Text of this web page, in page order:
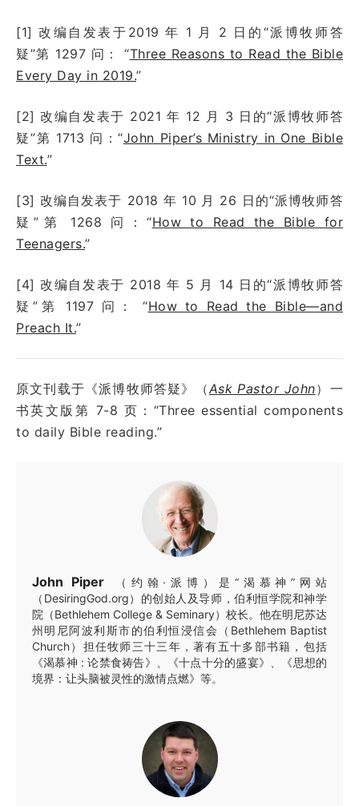
[1] 改编自发表于 2019 年 1 月 2 日 的“派博牧师答
疑”第 1297 问： “Three Reasons to Read the Bible
Every Day in 2019.”
[2] 改编自发表于 2021 年 12 月 3 日 的“派博牧师答
疑”第 1713 问：“John Piper’s Ministry in One Bible
Text.”
[3] 改编自发表于 2018 年 10 月 26 日 的“派博牧师答
疑”第 1268 问：“How to Read the Bible for
Teenagers.”
[4] 改编自发表于 2018 年 5 月 14 日 的“派博牧师答
疑”第 1197 问： “How to Read the Bible—and
Preach It.”
原文刊载于《派博牧师答疑》（Ask Pastor John）一
书英文版第 7-8 页：“Three essential components
to daily Bible reading.”
John Piper
（约翰·派博）是“渴慕神”网站
（DesiringGod.org）的创始人及导师，伯利恒学院和神学
院（Bethlehem College & Seminary）校长。他在明尼苏达
州明尼阿波利斯市的伯利恒浸信会（Bethlehem Baptist
Church）担任牧师三十三年，著有五十多部书籍，包括
《渴慕神 : 论禁食祷告》、《十点十分的盛宴》、《思想的
境界：让头脑被灵性的激情点燃》等。